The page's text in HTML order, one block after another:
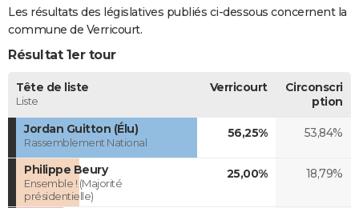
Les résultats des législatives publiés ci-dessous concernent la
commune de Verricourt.
Résultat 1er tour
Tête de liste
Liste
Verricourt
Circonscri
ption
Jordan Guitton (Élu)
Rassemblement National
56,25% 53,84%
Philippe Beury
Ensemble ! (Majorité
présidentielle)
25,00% 18,79%